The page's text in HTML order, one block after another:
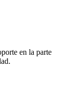
en la parte